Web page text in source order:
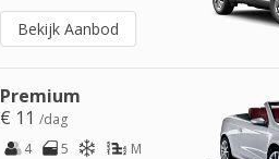
Bekijk Aanbod
Premium
€ 11/dag
4
5 M